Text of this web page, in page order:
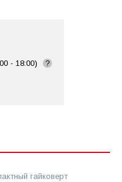
- 18:00) ?
гайковерт